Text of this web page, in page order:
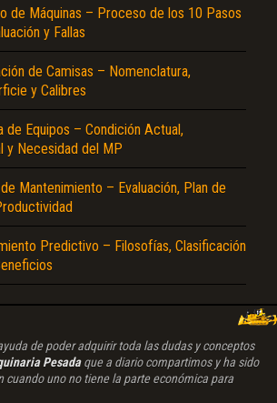
de Máquinas – Proceso de los 10 Pasos
y Fallas
de Camisas – Nomenclatura,
y Calibres
de Equipos – Condición Actual,
y Necesidad del MP
Mantenimiento – Evaluación, Plan de
Predictivo – Filosofías, Clasificación
de poder adquirir toda las dudas y conceptos
Pesadaque a diario compartimos y ha sido
cuando uno no tiene la parte económica para